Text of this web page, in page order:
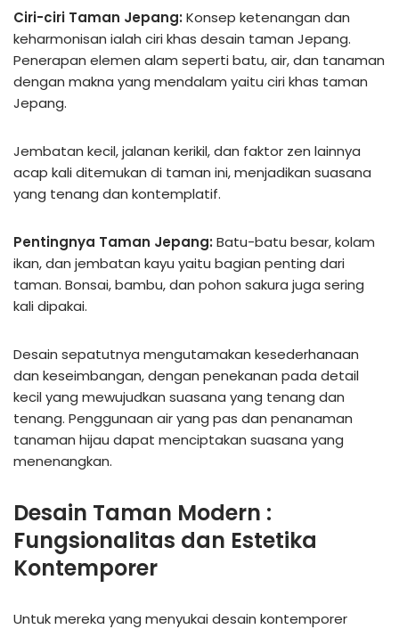
Ciri-ciri Taman Jepang: Konsep ketenangan dan
keharmonisan ialah ciri khas desain taman Jepang.
Penerapan elemen alam seperti batu, air, dan tanaman
dengan makna yang mendalam yaitu ciri khas taman
Jepang.
Jembatan kecil, jalanan kerikil, dan faktor zen lainnya
acap kali ditemukan di taman ini, menjadikan suasana
yang tenang dan kontemplatif.
Pentingnya Taman Jepang: Batu-batu besar, kolam
ikan, dan jembatan kayu yaitu bagian penting dari
taman. Bonsai, bambu, dan pohon sakura juga sering
kali dipakai.
Desain sepatutnya mengutamakan kesederhanaan
dan keseimbangan, dengan penekanan pada detail
kecil yang mewujudkan suasana yang tenang dan
tenang. Penggunaan air yang pas dan penanaman
tanaman hijau dapat menciptakan suasana yang
menenangkan.
Desain Taman Modern :
Fungsionalitas dan Estetika
Kontemporer
Untuk mereka yang menyukai desain kontemporer